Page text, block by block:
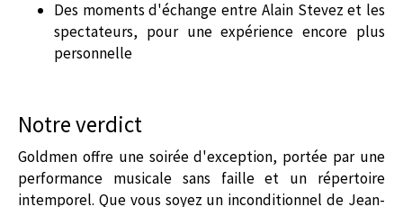
Des moments d'échange entre Alain Stevez et les
spectateurs, pour une expérience encore plus
personnelle
Notre verdict
Goldmen offre une soirée d'exception, portée par une
performance musicale sans faille et un répertoire
intemporel. Que vous soyez un inconditionnel de Jean-